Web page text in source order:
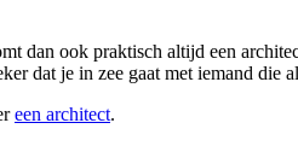
dan ook praktisch altijd een
dat je in zee gaat met iemand die
een architect.